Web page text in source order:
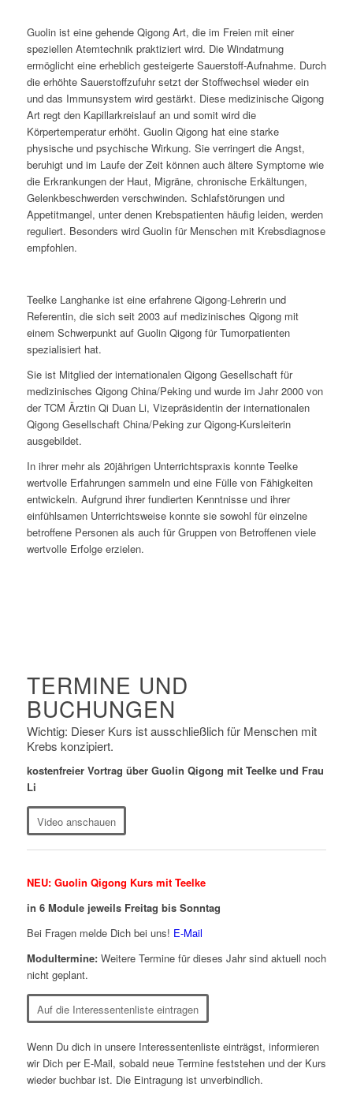
Guolin ist eine gehende Qigong Art, die im Freien mit einer
speziellen Atemtechnik praktiziert wird. Die Windatmung
ermöglicht eine erheblich gesteigerte Sauerstoff-Aufnahme. Durch
die erhöhte Sauerstoffzufuhr setzt der Stoffwechsel wieder ein
und das Immunsystem wird gestärkt. Diese medizinische Qigong
Art regt den Kapillarkreislauf an und somit wird die
Körpertemperatur erhöht. Guolin Qigong hat eine starke
physische und psychische Wirkung. Sie verringert die Angst,
beruhigt und im Laufe der Zeit können auch ältere Symptome wie
die Erkrankungen der Haut, Migräne, chronische Erkältungen,
Gelenkbeschwerden verschwinden. Schlafstörungen und
Appetitmangel, unter denen Krebspatienten häufig leiden, werden
reguliert. Besonders wird Guolin für Menschen mit Krebsdiagnose
empfohlen.
Teelke Langhanke ist eine erfahrene Qigong-Lehrerin und
Referentin, die sich seit 2003 auf medizinisches Qigong mit
einem Schwerpunkt auf Guolin Qigong für Tumorpatienten
spezialisiert hat.
Sie ist Mitglied der internationalen Qigong Gesellschaft für
medizinisches Qigong China/Peking und wurde im Jahr 2000 von
der TCM Ärztin Qi Duan Li, Vizepräsidentin der internationalen
Qigong Gesellschaft China/Peking zur Qigong-Kursleiterin
ausgebildet.
In ihrer mehr als 20jährigen Unterrichtspraxis konnte Teelke
wertvolle Erfahrungen sammeln und eine Fülle von Fähigkeiten
entwickeln. Aufgrund ihrer fundierten Kenntnisse und ihrer
einfühlsamen Unterrichtsweise konnte sie sowohl für einzelne
betroffene Personen als auch für Gruppen von Betroffenen viele
wertvolle Erfolge erzielen.
TERMINE UND
BUCHUNGEN
Wichtig: Dieser Kurs ist ausschließlich für Menschen mit
Krebs konzipiert.
kostenfreier Vortrag über Guolin Qigong mit Teelke und Frau
Li
Video anschauen
NEU: Guolin Qigong Kurs mit Teelke
in 6 Module jeweils Freitag bis Sonntag
Bei Fragen melde Dich bei uns! E-Mail
Modultermine: Weitere Termine für dieses Jahr sind aktuell noch
nicht geplant.
Auf die Interessentenliste eintragen
Wenn Du dich in unsere Interessentenliste einträgst, informieren
wir Dich per E-Mail, sobald neue Termine feststehen und der Kurs
wieder buchbar ist. Die Eintragung ist unverbindlich.